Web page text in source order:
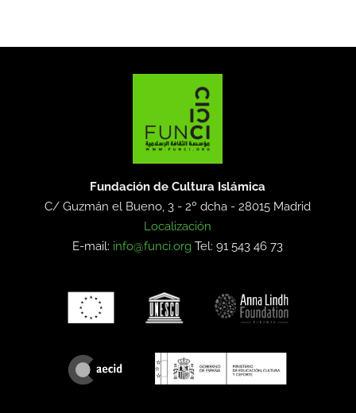
Fundación de Cultura Islámica
C/ Guzmán el Bueno, 3 - 2º dcha -28015 Madrid
Localización
E-mail: info@funci.org Tel: 91 543 46 73